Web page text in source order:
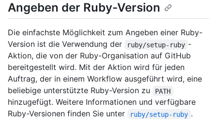
Angeben der Ruby-Version
Die einfachste Möglichkeit zum Angeben einer Ruby-
Version ist die Verwendung der
ruby/setup-ruby -
Aktion, die von der Ruby-Organisation auf GitHub
bereitgestellt wird. Mit der Aktion wird für jeden
Auftrag, der in einem Workflow ausgeführt wird, eine
beliebige unterstützte Ruby-Version zu
PATH
hinzugefügt. Weitere Informationen und verfügbare
Ruby-Versionen finden Sie unter
ruby/setup-ruby .